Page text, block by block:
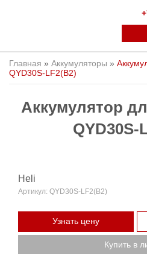
Главная » Аккумуляторы »
QYD30S-LF2(B2)
Аккумулятор
QYD30S-
Heli
Артикул: QYD30S-LF2(B2)
Узнать цену
Купить в